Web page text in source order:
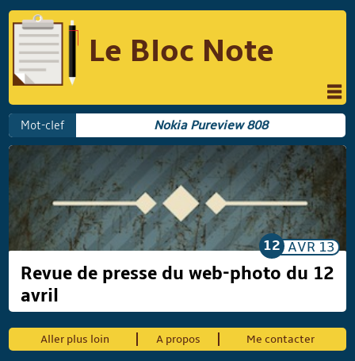
Le Bloc Note
INFORMATIQUE
MUSIQUE
PHOTOGRAPHIE
PODCAST
RÉFLEXIONS
REVUES DE PRESSE
COMPARATIF DES HYBRIDES
COMPARATIF DES APPAREILS REFLEX
Mot-clef Nokia Pureview 808
12 AVR 13
Revue de presse du web-photo du 12
avril
Aller plus loin A propos Me contacter